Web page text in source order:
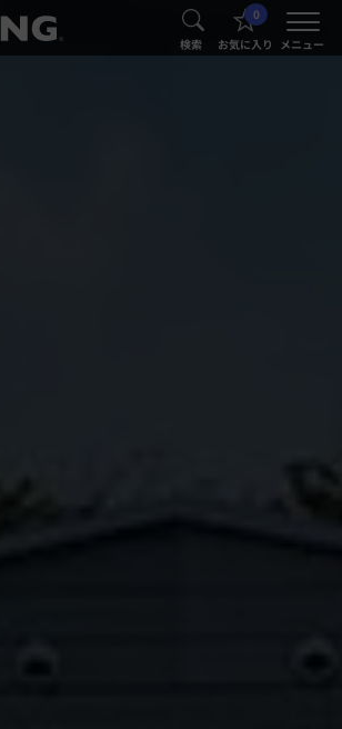
® 検索
0
お気に入り メニュー
®